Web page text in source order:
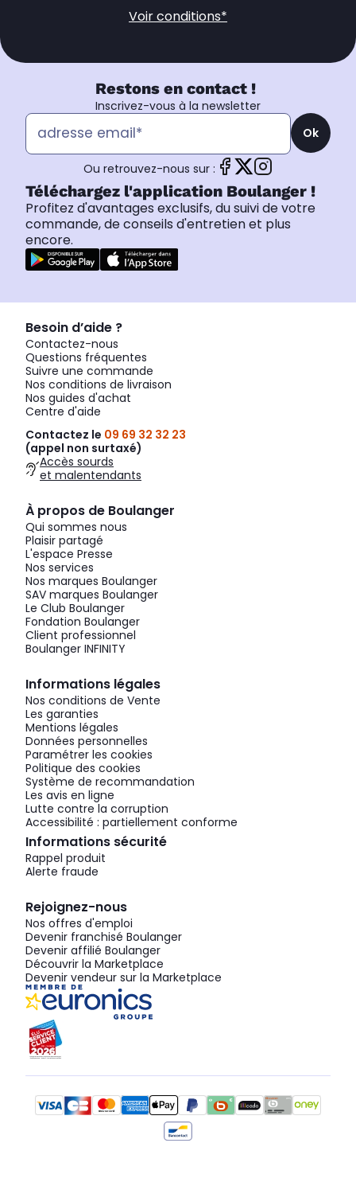
Voir conditions*
Restons en contact !
Inscrivez-vous à la newsletter
Ok
Ou retrouvez-nous sur :
Téléchargez l'application Boulanger !
Profitez d'avantages exclusifs, du suivi de votre
commande, de conseils d'entretien et plus
encore.
Besoin d’aide ?
Contactez-nous
Questions fréquentes
Suivre une commande
Nos conditions de livraison
Nos guides d'achat
Centre d'aide
Contactez le 09 69 32 32 23
(appel non surtaxé)
Accès sourds
et malentendants
À propos de Boulanger
Qui sommes nous
Plaisir partagé
L'espace Presse
Nos services
Nos marques Boulanger
SAV marques Boulanger
Le Club Boulanger
Fondation Boulanger
Client professionnel
Boulanger INFINITY
Informations légales
Nos conditions de Vente
Les garanties
Mentions légales
Données personnelles
Paramétrer les cookies
Politique des cookies
Système de recommandation
Les avis en ligne
Lutte contre la corruption
Accessibilité : partiellement conforme
Informations sécurité
Rappel produit
Alerte fraude
Rejoignez-nous
Nos offres d'emploi
Devenir franchisé Boulanger
Devenir affilié Boulanger
Découvrir la Marketplace
Devenir vendeur sur la Marketplace